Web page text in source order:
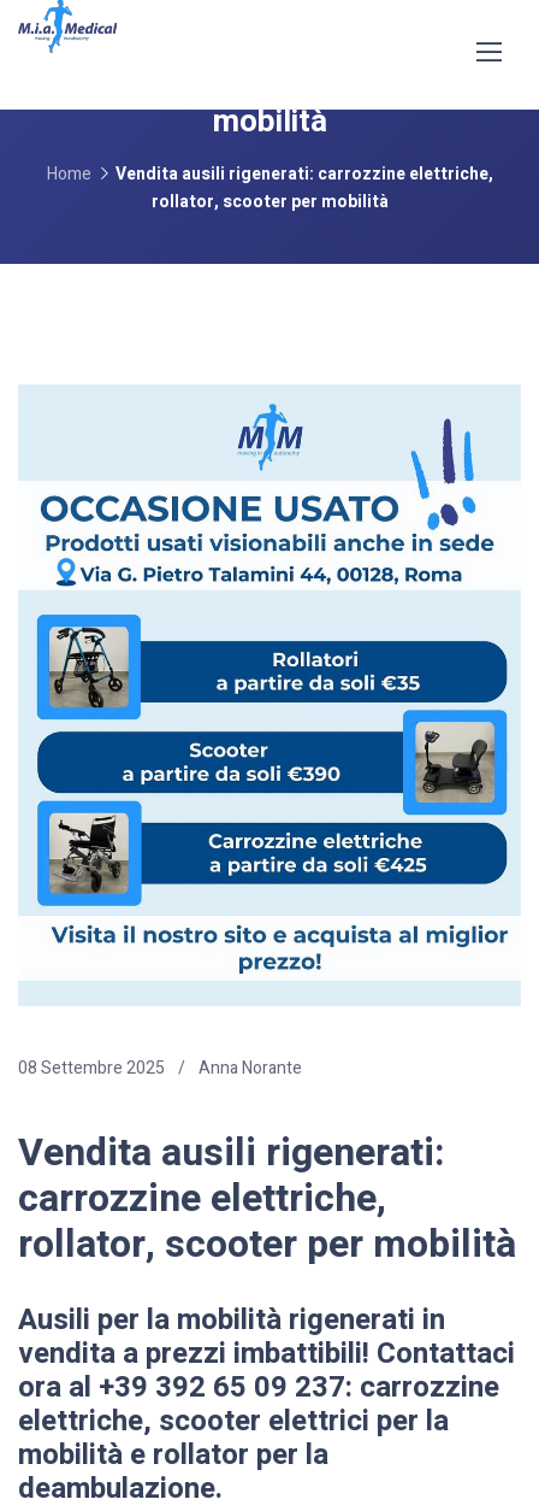
Vendita ausili rigenerati: carrozzine
mobilità
Home
Vendita ausili rigenerati: carrozzine elettriche,
rollator, scooter per mobilità
08 Settembre 2025 Anna Norante
Vendita ausili rigenerati:
carrozzine elettriche,
rollator, scooter per mobilità
Ausili per la mobilità rigenerati in
vendita a prezzi imbattibili! Contattaci
ora al +39 392 65 09 237: carrozzine
elettriche, scooter elettrici per la
mobilità e rollator per la
deambulazione.